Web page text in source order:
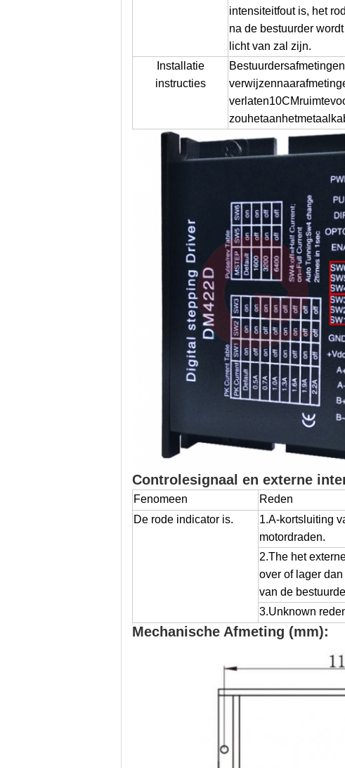
intensiteitfout is, het
na de bestuurder
licht van zal zijn.
Installatie
instructies
Controlesignaal en externe
Fenomeen Reden
De rode indicator is.
1.A-kortsluiting
motordraden.
2.The het
over of lager
van de
3.Unknown
Mechanische Afmeting (mm):